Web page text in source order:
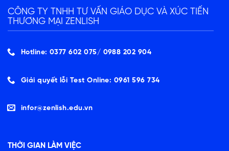
CÔNG TY TNHH TƯ VẤN GIÁO DỤC VÀ XÚC TIẾN
THƯƠNG MẠI ZENLISH
Hotline: 0377 602 075/ ‭0988 202 904‬
Giải quyết lỗi Test Online: 0961 596 734
infor@zenlish.edu.vn
THỜI GIAN LÀM VIỆC